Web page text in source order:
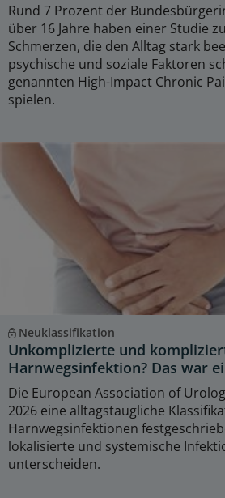
Rund 7 Prozent der
über 16 Jahre haben einer Studie
Schmerzen, die den Alltag stark
psychische und soziale Faktoren
genannten High-Impact Chronic
spielen.
Neuklassifikation
Unkomplizierte und
Harnwegsinfektion? Das war
Die European Association of
2026 eine alltagstaugliche
Harnwegsinfektionen
lokalisierte und systemische
unterscheiden.